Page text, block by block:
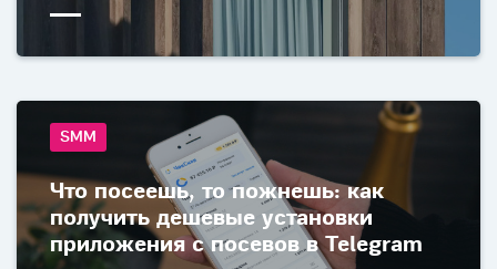
SMM
Что посеешь, то пожнешь: как
получить дешевые установки
приложения c посевов в Telegram